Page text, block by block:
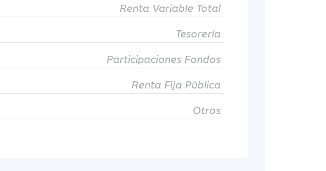
Renta Variable Total
Tesorería
Participaciones Fondos
Renta Fija Pública
Otros